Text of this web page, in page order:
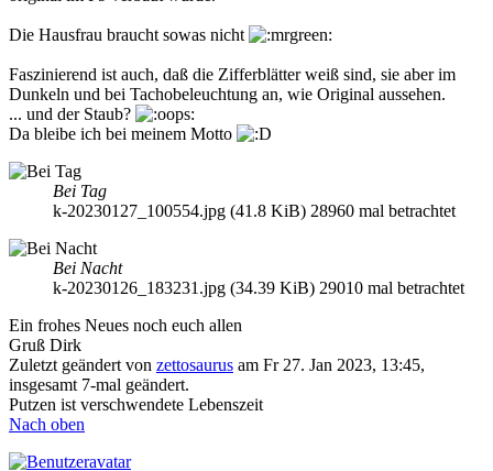
Die Hausfrau braucht sowas nicht
Faszinierend ist auch, daß die Zifferblätter weiß sind, sie aber im
Dunkeln und bei Tachobeleuchtung an, wie Original aussehen.
... und der Staub?
Da bleibe ich bei meinem Motto
Bei Tag
k-20230127_100554.jpg (41.8 KiB) 28960 mal betrachtet
Bei Nacht
k-20230126_183231.jpg (34.39 KiB) 29010 mal betrachtet
Ein frohes Neues noch euch allen
Gruß Dirk
Zuletzt geändert von zettosaurus am Fr 27. Jan 2023, 13:45,
insgesamt 7-mal geändert.
Putzen ist verschwendete Lebenszeit
Nach oben